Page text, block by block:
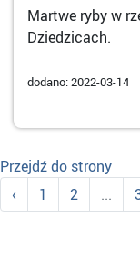
Martwe ryby w
Dziedzicach.
dodano: 2022-03-14
Przejdź do strony
‹
1 2 ...